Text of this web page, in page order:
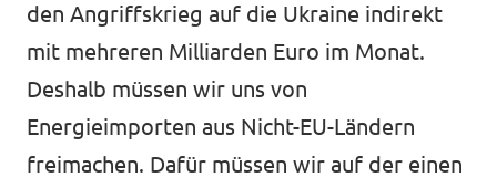
den Angriffskrieg auf die Ukraine indirekt
mit mehreren Milliarden Euro im Monat.
Deshalb müssen wir uns von
Energieimporten aus Nicht-EU-Ländern
freimachen. Dafür müssen wir auf der einen